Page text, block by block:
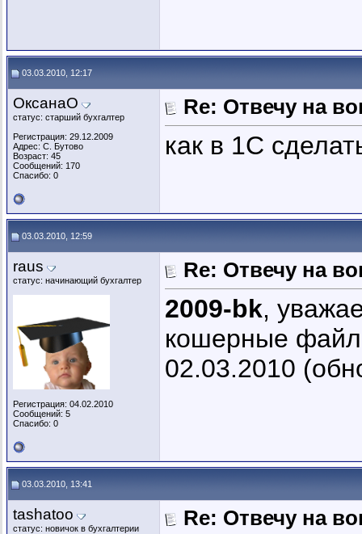
03.03.2010, 12:17
ОксанаО
статус: старший бухгалтер
Регистрация: 29.12.2009
Адрес: С. Бутово
Возраст: 45
Сообщений: 170
Спасибо: 0
Re: Отвечу на
как в 1С
03.03.2010, 12:59
raus
статус: начинающий бухгалтер
Регистрация: 04.02.2010
Сообщений: 5
Спасибо: 0
Re: Отвечу на
2009-bk,
кошерные
02.03.2010
03.03.2010, 13:41
tashatoo
статус: новичок в бухгалтерии
Re: Отвечу на